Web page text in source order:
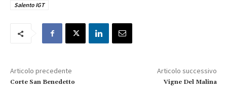
Salento IGT
Articolo precedente
Corte San Benedetto
Articolo successivo
Vigne Del Malina